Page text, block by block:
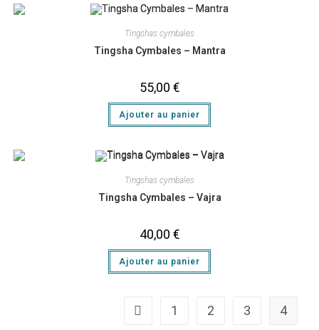
Tingshas cymbales
Tingsha Cymbales – Mantra
55,00 €
Ajouter au panier
Tingshas cymbales
Tingsha Cymbales – Vajra
40,00 €
Ajouter au panier
1 2 3 4